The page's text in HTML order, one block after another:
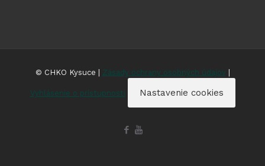
© CHKO Kysuce | Zásady ochrany osobných údajov
Vyhlásenie o prístupnosti Nastavenie cookies